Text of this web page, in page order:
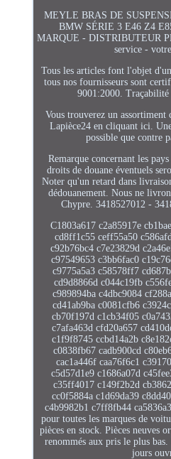
MEYLE BRAS DE
BMW SÉRIE 3 E46 Z4
MARQUE - DISTRIBUTEUR
service -
Tous les articles font l'objet
tous nos fournisseurs sont
9001:2000. Traçabilité
Vous trouverez un
Lapièce24 en cliquant ici.
possible que contre
Remarque concernant les
droits de douane éventuels
Noter qu'un retard dans
dédouanement. Nous ne
Chypre. 3418527012 -
C1803a617 c2a85917e
cd8ff1c55 ceff55a50
c92b76bc4 c7e23829d
c97549653 c3bb6fac0
c9775a5a3 c58578ff7
cd9d8866d c044c19fb
c989894ba c4dbc9084
cd41ab9ba c0081cfb6
cb70f197d c1cb34f05
c7afa463d cfd20a657
c1f9f8745 ccbd14a2b
c0838fb67 cadb900cd
cac1a446f caa76f6c1
c5d57d1e9 c1686a07d
c35ff4017 c149f2b2d
cc0f5884a c1d69da39
c4b9982b1 c7ff8fb44
pour toutes les marques de
pièces en stock. Pièces neuves
renommés aux pris le plus
jours